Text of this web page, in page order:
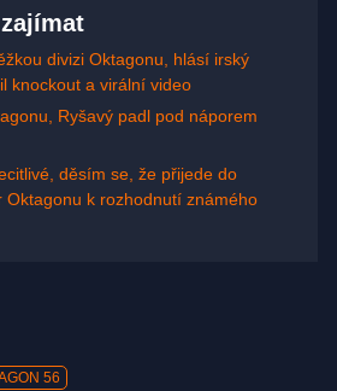
divizi Oktagonu, hlásí irský
knockout a virální video
Ryšavý padl pod náporem
děsím se, že přijede do
Oktagonu k rozhodnutí známého
56